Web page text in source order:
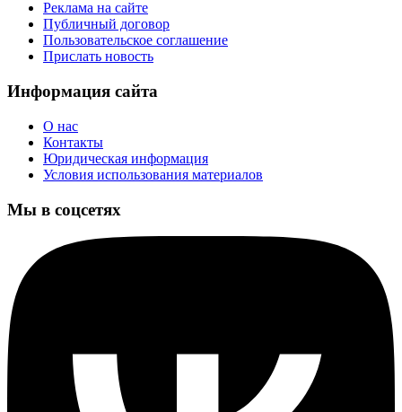
Реклама на сайте
Публичный договор
Пользовательское соглашение
Прислать новость
Информация сайта
О нас
Контакты
Юридическая информация
Условия использования материалов
Мы в соцсетях